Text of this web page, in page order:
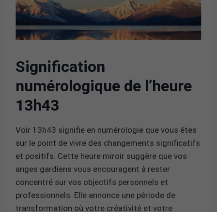
Signification
numérologique de l’heure
13h43
Voir 13h43 signifie en numérologie que vous êtes
sur le point de vivre des changements significatifs
et positifs. Cette heure miroir suggère que vos
anges gardiens vous encouragent à rester
concentré sur vos objectifs personnels et
professionnels. Elle annonce une période de
transformation où votre créativité et votre